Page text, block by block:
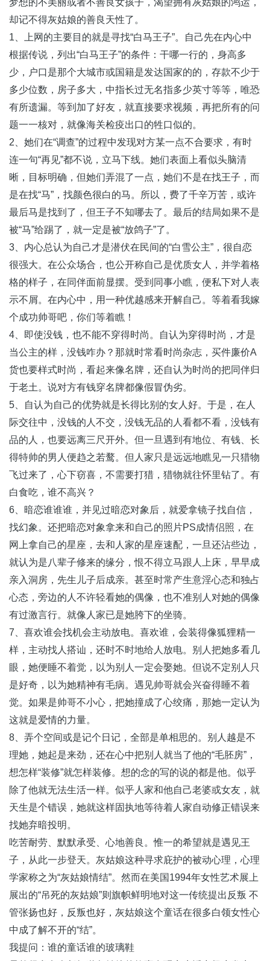
却记不得灰姑娘的善良天性了。
1、上网的主要目的就是寻找“白马王子”。自己先在内心中
根据传说，列出“白马王子”的条件：干哪一行的，身高多
少，户口是那个大城市或国籍是发达国家的的，存款不少于
多少位数，房子多大，中指长过无名指多少英寸等等，唯恐
有所遗漏。等到加了好友，就直接要求视频，再把所有的问
题一一核对，就像海关检疫出口的牲口似的。
2、她们在“调查”的过程中发现对方某一点不合要求，有时
连一句“再见”都不说，立马下线。她们表面上看似头脑清
晰，目标明确，但她们弄混了一点，她们不是在找王子，而
是在找“马”，找颜色很白的马。所以，费了千辛万苦，或许
最后马是找到了，但王子不知哪去了。最后的结局如果不是
被“马”给踢了，就一定是被“放鸽子”了。
3、内心总认为自己才是潜伏在民间的“白雪公主”，很自恋
很强大。在公众场合，也公开称自己是优质女人，并学着格
格的样子，在同伴面前显摆。受到同事小瞧，便私下对人表
示不屑。在内心中，用一种优越感来开解自己。等着看我嫁
个成功帅哥吧，你们等着瞧！
4、即使没钱，也不能不穿得时尚。自认为穿得时尚，才是
当公主的样，没钱咋办？那就时常看时尚杂志，买件廉价A
货也要样式时尚，看起来像名牌，还自认为时尚的把同伴归
于老土。说对方有钱穿名牌都像假冒伪劣。
5、自认为自己的优势就是长得比别的女人好。于是，在人
际交往中，没钱的人不交，没钱无品的人看都不看，没钱有
品的人，也要远离三尺开外。但一旦遇到有地位、有钱、长
得特帅的男人便趋之若鹜。但人家只是远远地瞧见一只猎物
飞过来了，心下窃喜，不需要打猎，猎物就往怀里钻了。有
白食吃，谁不高兴？
6、暗恋谁谁谁，并见过暗恋对象后，就爱拿镜子找自信，
找幻象。还把暗恋对象拿来和自己的照片PS成情侣照，在
网上拿自己的星座，去和人家的星座速配，一旦还沾些边，
就认为是八辈子修来的缘分，恨不得立马跟人上床，早早成
亲入洞房，先生儿子后成亲。甚至时常产生意淫心态和独占
心态，旁边的人不许轻看她的偶像，也不准别人对她的偶像
有过激言行。就像人家已是她胯下的坐骑。
7、喜欢谁会找机会主动放电。喜欢谁，会装得像狐狸精一
样，主动找人搭讪，还时不时地给人放电。别人把她多看几
眼，她便睡不着觉，以为别人一定会娶她。但说不定别人只
是好奇，以为她精神有毛病。遇见帅哥就会兴奋得睡不着
觉。如果是帅哥不小心，把她撞成了心绞痛，那她一定认为
这就是爱情的力量。
8、弄个空间或是记个日记，全部是单相思的。别人越是不
理她，她起是来劲，还在心中把别人就当了他的“毛胚房”，
想怎样“装修”就怎样装修。想的念的写的说的都是他。似乎
除了他就无法生活一样。似乎人家和他自己老婆或女友，就
天生是个错误，她就这样固执地等待着人家自动修正错误来
找她弃暗投明。
吃苦耐劳、默默承受、心地善良。惟一的希望就是遇见王
子，从此一步登天。灰姑娘这种寻求庇护的被动心理，心理
学家称之为“灰姑娘情结”。然而在美国1994年女性艺术展上
展出的“吊死的灰姑娘”则旗帜鲜明地对这一传统提出反叛 不
管张扬也好，反叛也好，灰姑娘这个童话在很多白领女性心
中成了解不开的“结”。
我提问：谁的童话谁的玻璃鞋